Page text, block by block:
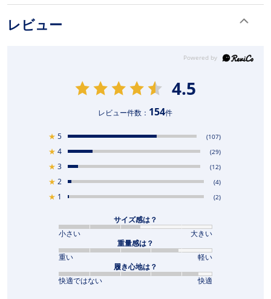
レビュー
4.5
レビュー件数： 154件
★ 5 (107)
★ 4 (29)
★ 3 (12)
★ 2 (4)
★ 1 (2)
サイズ感は？
小さい
大きい
重量感は？
重い
軽い
履き心地は？
快適ではない
快適